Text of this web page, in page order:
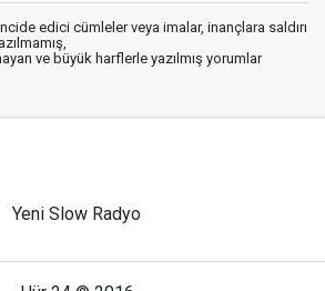
edici cümleler veya imalar, inançlara saldırı
ve büyük harflerle yazılmış yorumlar
Yeni Slow Radyo